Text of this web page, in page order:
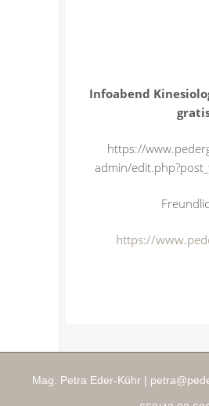
Infoabend
https://
admin/
https://
Mag. Petra Eder-Kühr |